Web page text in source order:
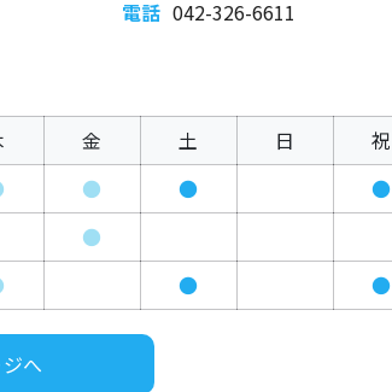
電話 042-326-6611
金 土 日 祝
● ● ●
●
● ●
へ